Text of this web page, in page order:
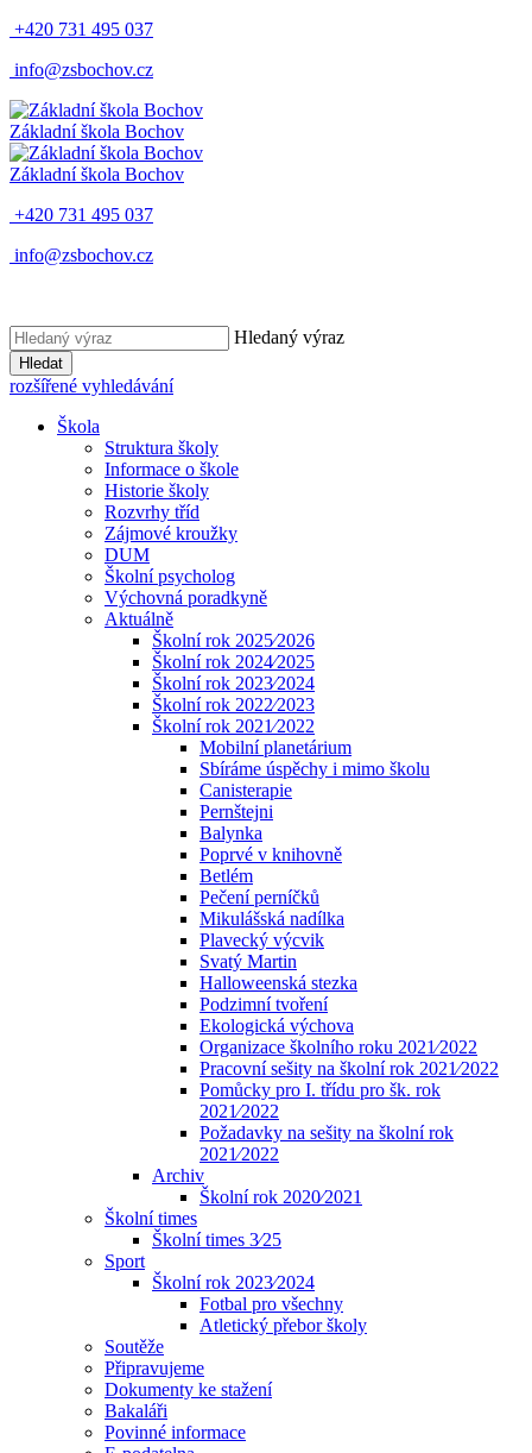
+420 731 495 037
info@zsbochov.cz
Základní škola Bochov
Základní škola Bochov
+420 731 495 037
info@zsbochov.cz
Hledaný výraz
Hledat
rozšířené vyhledávání
Škola
Struktura školy
Informace o škole
Historie školy
Rozvrhy tříd
Zájmové kroužky
DUM
Školní psycholog
Výchovná poradkyně
Aktuálně
Školní rok 2025⁄2026
Školní rok 2024⁄2025
Školní rok 2023⁄2024
Školní rok 2022⁄2023
Školní rok 2021⁄2022
Mobilní planetárium
Sbíráme úspěchy i mimo školu
Canisterapie
Pernštejni
Balynka
Poprvé v knihovně
Betlém
Pečení perníčků
Mikulášská nadílka
Plavecký výcvik
Svatý Martin
Halloweenská stezka
Podzimní tvoření
Ekologická výchova
Organizace školního roku 2021⁄2022
Pracovní sešity na školní rok 2021⁄2022
Pomůcky pro I. třídu pro šk. rok
2021⁄2022
Požadavky na sešity na školní rok
2021⁄2022
Archiv
Školní rok 2020⁄2021
Školní times
Školní times 3⁄25
Sport
Školní rok 2023⁄2024
Fotbal pro všechny
Atletický přebor školy
Soutěže
Připravujeme
Dokumenty ke stažení
Bakaláři
Povinné informace